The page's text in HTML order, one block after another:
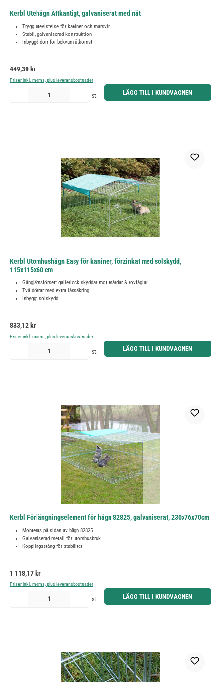
Kerbl Utehägn Åttkantigt, galvaniserat med nät
Trygg utevistelse för kaniner och marsvin
Stabil, galvaniserad konstruktion
Inbyggd dörr för bekväm åtkomst
Ordinarie pris:
449,39 kr
Priser inkl. moms, plus leveranskostnader
Produktkvantitet: Ange önskat belopp eller använd knapparna för att öka eller minska kvantiteten.
st. LÄGG TILL I KUNDVAGNEN
Kerbl Utomhushägn Easy för kaniner, förzinkat med solskydd,
115x115x60 cm
Gångjärnsförsett gallerlock skyddar mot mårdar & rovfåglar
Två dörrar med extra låssäkring
Inbyggt solskydd
Ordinarie pris:
833,12 kr
Priser inkl. moms, plus leveranskostnader
Produktkvantitet: Ange önskat belopp eller använd knapparna för att öka eller minska kvantiteten.
st. LÄGG TILL I KUNDVAGNEN
Kerbl Förlängningselement för hägn 82825, galvaniserat, 230x76x70cm
Monteras på sidan av hägn 82825
Galvaniserad metall för utomhusbruk
Kopplingsstång för stabilitet
Ordinarie pris:
1 118,17 kr
Priser inkl. moms, plus leveranskostnader
Produktkvantitet: Ange önskat belopp eller använd knapparna för att öka eller minska kvantiteten.
st. LÄGG TILL I KUNDVAGNEN